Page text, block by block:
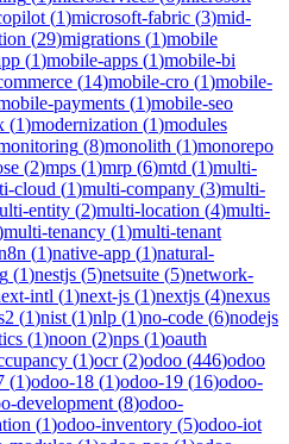
(1)microsoft-fabric (3)mid-
(29)migrations (1)mobile
(1)mobile-apps (1)mobile-bi
(14)mobile-cro (1)mobile-
payments (1)mobile-seo
(1)modernization (1)modules
(8)monolith (1)monorepo
(2)mps (1)mrp (6)mtd (1)multi-
cloud (1)multi-company (3)multi-
entity (2)multi-location (4)multi-
multi-tenancy (1)multi-tenant
(1)native-app (1)natural-
(1)nestjs (5)netsuite (5)network-
intl (1)next-js (1)nextjs (4)nexus
(1)nist (1)nlp (1)no-code (6)nodejs
(1)noon (2)nps (1)oauth
(1)ocr(2)odoo (446)odoo
(1)odoo-18 (1)odoo-19 (16)odoo-
development (8)odoo-
(1)odoo-inventory (5)odoo-iot